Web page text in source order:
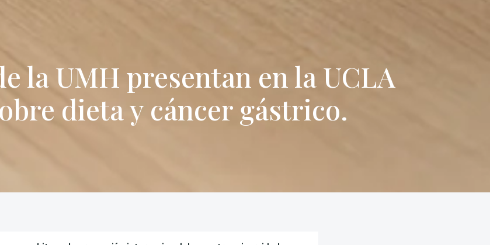
la UMH presentan en la UCLA
dieta y cáncer gástrico.